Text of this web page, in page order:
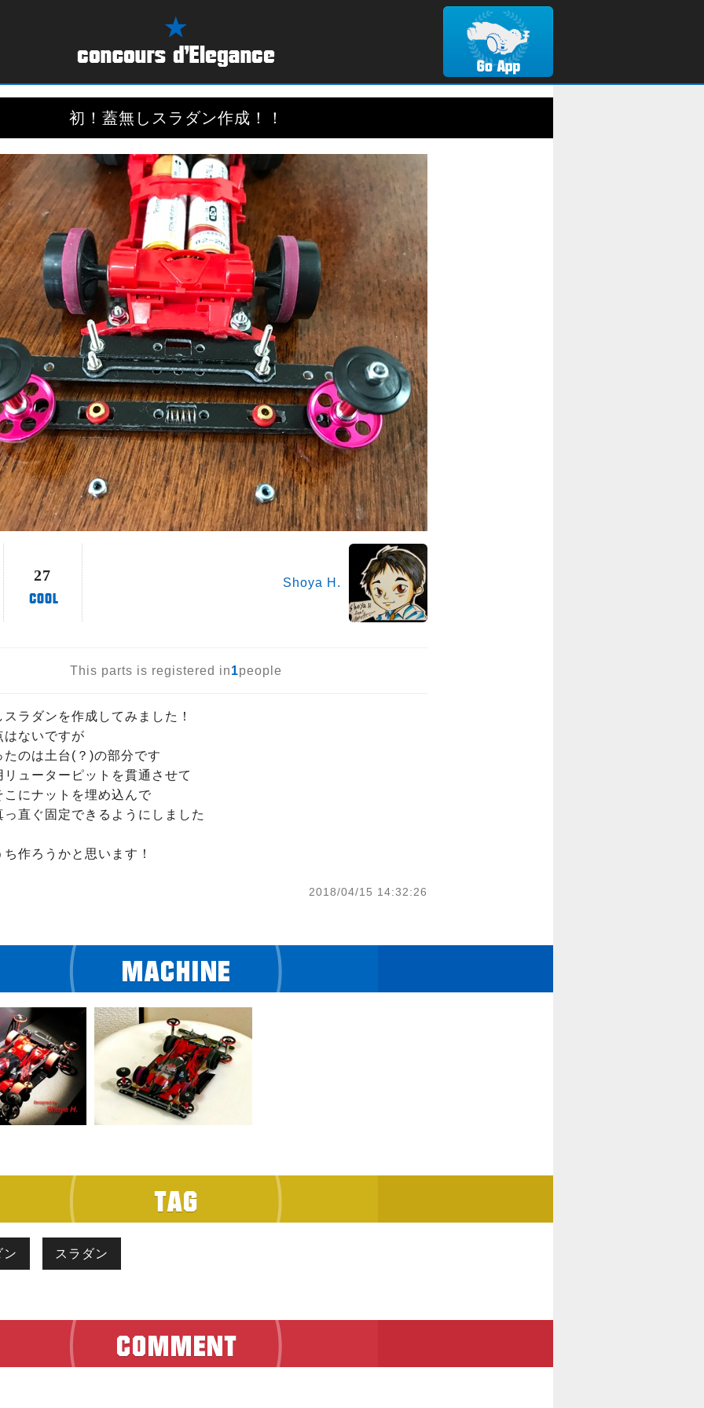
初！蓋無しスラダン作成！！
27 Shoya H.
This parts is registered in1people
ラダンを作成してみました！
はないですが
たのは土台(？)の部分です
リューターピットを貫通させて
こにナットを埋め込んで
っ直ぐ固定できるようにしました
作ろうかと思います！
2018/04/15 14:32:26
ン スラダン